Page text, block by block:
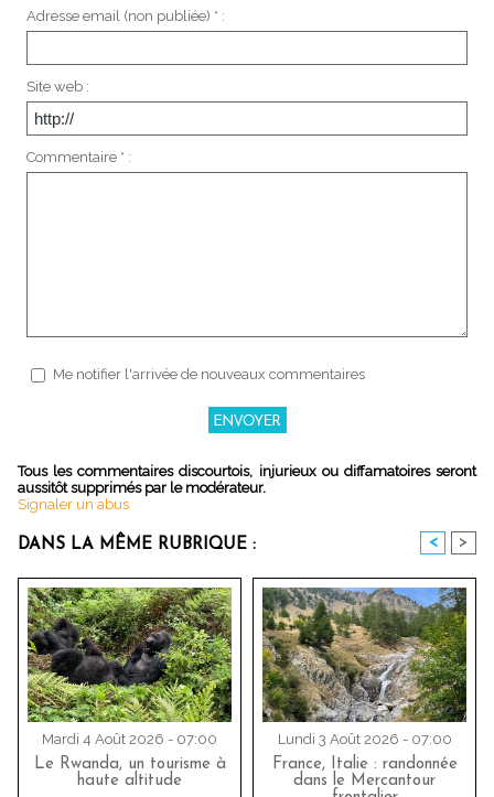
Adresse email (non publiée) * :
Site web :
Commentaire * :
Me notifier l'arrivée de nouveaux commentaires
Tous les commentaires discourtois, injurieux ou diffamatoires seront
aussitôt supprimés par le modérateur.
Signaler un abus
DANS LA MÊME RUBRIQUE : < >
Mardi 4 Août 2026 - 07:00
Le Rwanda, un tourisme à
haute altitude
Lundi 3 Août 2026 - 07:00
France, Italie : randonnée
dans le Mercantour